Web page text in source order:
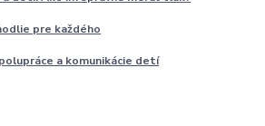
pre každého
a komunikácie detí